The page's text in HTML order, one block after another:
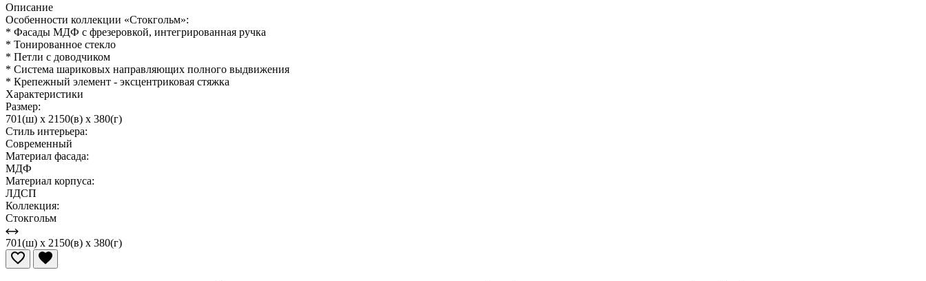
Описание
Особенности коллекции «Стокгольм»:
* Фасады МДФ с фрезеровкой, интегрированная ручка
* Тонированное стекло
* Петли с доводчиком
* Система шариковых направляющих полного выдвижения
* Крепежный элемент - эксцентриковая стяжка
Характеристики
Размер:
701(ш) x 2150(в) x 380(г)
Стиль интерьера:
Современный
Материал фасада:
МДФ
Материал корпуса:
ЛДСП
Коллекция:
Стокгольм
701(ш) x 2150(в) x 380(г)